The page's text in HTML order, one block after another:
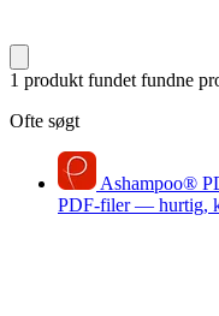
1 produkt fundet fundne
Ofte søgt
Ashampoo®
PDF-filer — hurtig,